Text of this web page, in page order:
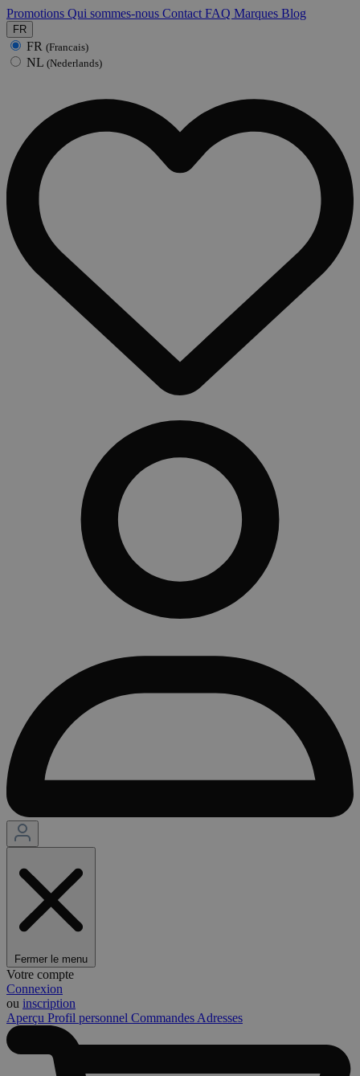
Promotions Qui sommes-nous Contact FAQ Marques Blog
FR
FR (Francais)
NL (Nederlands)
Fermer le menu
Votre compte
Connexion
ou inscription
Aperçu Profil personnel Commandes Adresses